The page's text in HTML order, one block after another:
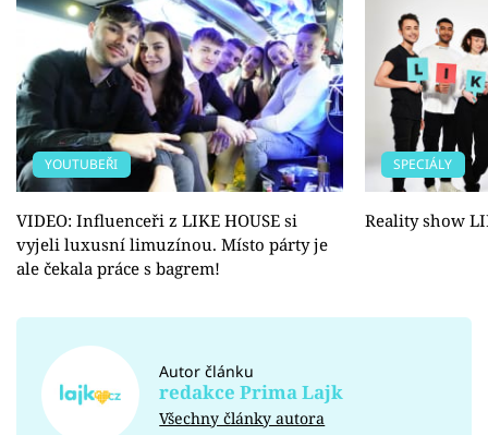
YOUTUBEŘI
VIDEO: Influenceři z LIKE HOUSE si
vyjeli luxusní limuzínou. Místo párty je
ale čekala práce s bagrem!
SPECIÁLY
Reality show
Autor článku
redakce Prima Lajk
Všechny články autora